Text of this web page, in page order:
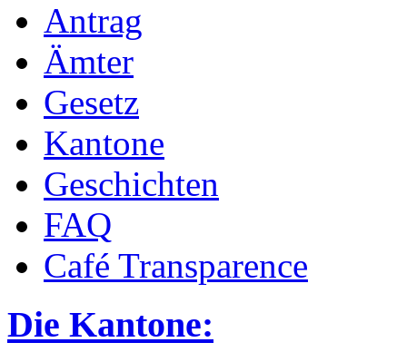
Antrag
Ämter
Gesetz
Kantone
Geschichten
FAQ
Café Transparence
Die Kantone: